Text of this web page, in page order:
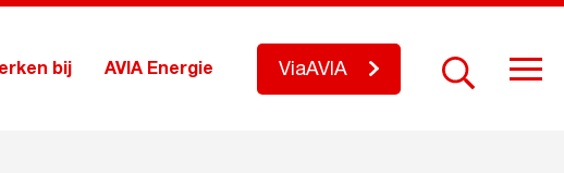
bij AVIA Energie ViaAVIA